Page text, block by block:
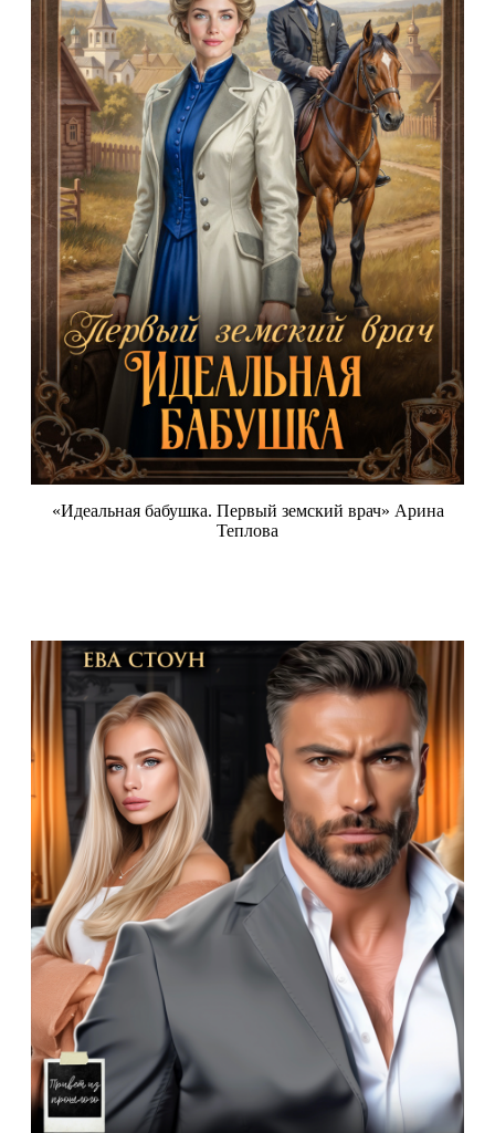
«Идеальная бабушка. Первый земский врач» Арина
Теплова